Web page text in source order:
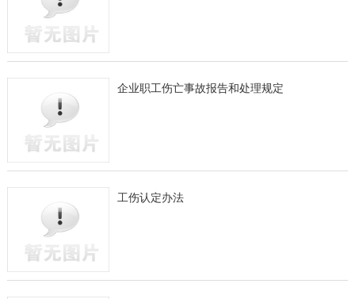
企业职工伤亡事故报告和处理规定
工伤认定办法